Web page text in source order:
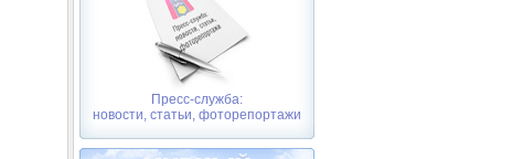
Пресс-служба:
новости, статьи, фоторепортажи